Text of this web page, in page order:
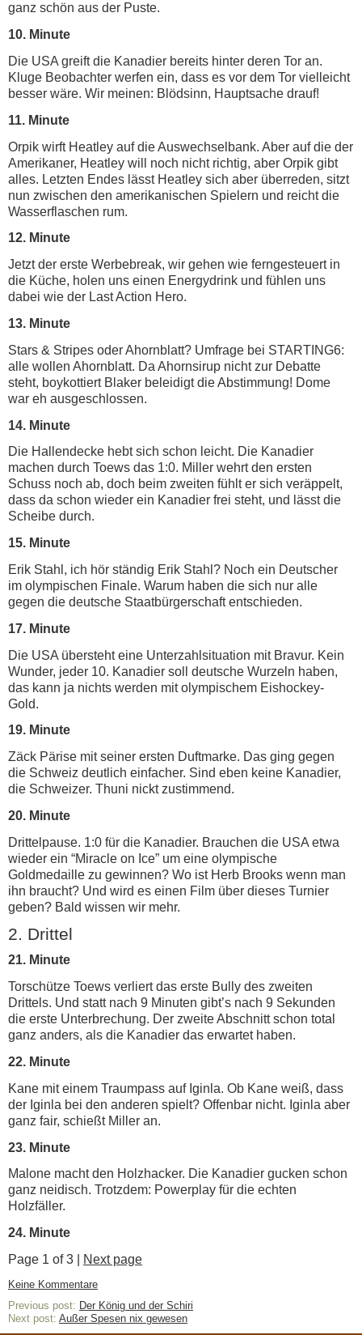
ganz schön aus der Puste.
10. Minute
Die USA greift die Kanadier bereits hinter deren Tor an.
Kluge Beobachter werfen ein, dass es vor dem Tor vielleicht
besser wäre. Wir meinen: Blödsinn, Hauptsache drauf!
11. Minute
Orpik wirft Heatley auf die Auswechselbank. Aber auf die der
Amerikaner, Heatley will noch nicht richtig, aber Orpik gibt
alles. Letzten Endes lässt Heatley sich aber überreden, sitzt
nun zwischen den amerikanischen Spielern und reicht die
Wasserflaschen rum.
12. Minute
Jetzt der erste Werbebreak, wir gehen wie ferngesteuert in
die Küche, holen uns einen Energydrink und fühlen uns
dabei wie der Last Action Hero.
13. Minute
Stars & Stripes oder Ahornblatt? Umfrage bei STARTING6:
alle wollen Ahornblatt. Da Ahornsirup nicht zur Debatte
steht, boykottiert Blaker beleidigt die Abstimmung! Dome
war eh ausgeschlossen.
14. Minute
Die Hallendecke hebt sich schon leicht. Die Kanadier
machen durch Toews das 1:0. Miller wehrt den ersten
Schuss noch ab, doch beim zweiten fühlt er sich veräppelt,
dass da schon wieder ein Kanadier frei steht, und lässt die
Scheibe durch.
15. Minute
Erik Stahl, ich hör ständig Erik Stahl? Noch ein Deutscher
im olympischen Finale. Warum haben die sich nur alle
gegen die deutsche Staatbürgerschaft entschieden.
17. Minute
Die USA übersteht eine Unterzahlsituation mit Bravur. Kein
Wunder, jeder 10. Kanadier soll deutsche Wurzeln haben,
das kann ja nichts werden mit olympischem Eishockey-
Gold.
19. Minute
Zäck Pärise mit seiner ersten Duftmarke. Das ging gegen
die Schweiz deutlich einfacher. Sind eben keine Kanadier,
die Schweizer. Thuni nickt zustimmend.
20. Minute
Drittelpause. 1:0 für die Kanadier. Brauchen die USA etwa
wieder ein “Miracle on Ice” um eine olympische
Goldmedaille zu gewinnen? Wo ist Herb Brooks wenn man
ihn braucht? Und wird es einen Film über dieses Turnier
geben? Bald wissen wir mehr.
2. Drittel
21. Minute
Torschütze Toews verliert das erste Bully des zweiten
Drittels. Und statt nach 9 Minuten gibt’s nach 9 Sekunden
die erste Unterbrechung. Der zweite Abschnitt schon total
ganz anders, als die Kanadier das erwartet haben.
22. Minute
Kane mit einem Traumpass auf Iginla. Ob Kane weiß, dass
der Iginla bei den anderen spielt? Offenbar nicht. Iginla aber
ganz fair, schießt Miller an.
23. Minute
Malone macht den Holzhacker. Die Kanadier gucken schon
ganz neidisch. Trotzdem: Powerplay für die echten
Holzfäller.
24. Minute
Page 1 of 3 |
Next page
Keine Kommentare
Previous post: Der König und der Schiri
Next post: Außer Spesen nix gewesen